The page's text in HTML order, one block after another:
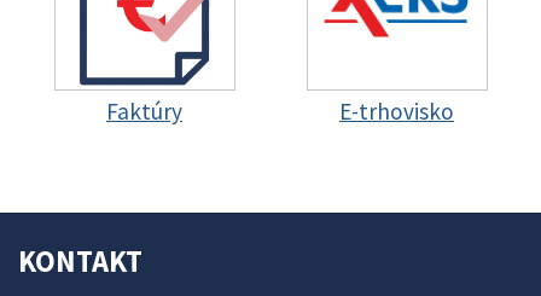
Faktúry E-trhovisko
KONTAKT